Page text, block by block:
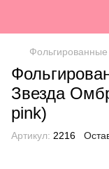
Звезда
pink)
Артикул: 2216